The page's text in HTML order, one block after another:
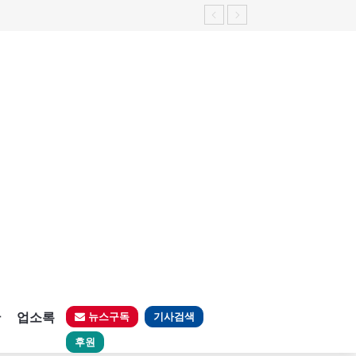
업소록 뉴스구독 기사검색
후원